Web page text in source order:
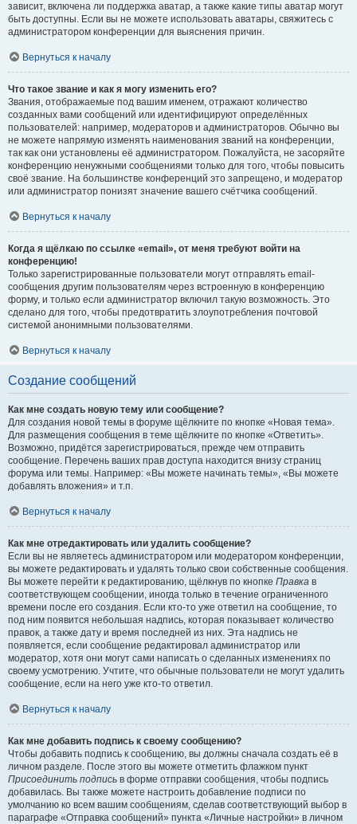
зависит, включена ли поддержка аватар, а также какие типы аватар могут
быть доступны. Если вы не можете использовать аватары, свяжитесь с
администратором конференции для выяснения причин.
Вернуться к началу
Что такое звание и как я могу изменить его?
Звания, отображаемые под вашим именем, отражают количество
созданных вами сообщений или идентифицируют определённых
пользователей: например, модераторов и администраторов. Обычно вы
не можете напрямую изменять наименования званий на конференции,
так как они установлены её администратором. Пожалуйста, не засоряйте
конференцию ненужными сообщениями только для того, чтобы повысить
своё звание. На большинстве конференций это запрещено, и модератор
или администратор понизят значение вашего счётчика сообщений.
Вернуться к началу
Когда я щёлкаю по ссылке «email», от меня требуют войти на
конференцию!
Только зарегистрированные пользователи могут отправлять email-
сообщения другим пользователям через встроенную в конференцию
форму, и только если администратор включил такую возможность. Это
сделано для того, чтобы предотвратить злоупотребления почтовой
системой анонимными пользователями.
Вернуться к началу
Создание сообщений
Как мне создать новую тему или сообщение?
Для создания новой темы в форуме щёлкните по кнопке «Новая тема».
Для размещения сообщения в теме щёлкните по кнопке «Ответить».
Возможно, придётся зарегистрироваться, прежде чем отправить
сообщение. Перечень ваших прав доступа находится внизу страниц
форума или темы. Например: «Вы можете начинать темы», «Вы можете
добавлять вложения» и т.п.
Вернуться к началу
Как мне отредактировать или удалить сообщение?
Если вы не являетесь администратором или модератором конференции,
вы можете редактировать и удалять только свои собственные сообщения.
Вы можете перейти к редактированию, щёлкнув по кнопке Правка в
соответствующем сообщении, иногда только в течение ограниченного
времени после его создания. Если кто-то уже ответил на сообщение, то
под ним появится небольшая надпись, которая показывает количество
правок, а также дату и время последней из них. Эта надпись не
появляется, если сообщение редактировал администратор или
модератор, хотя они могут сами написать о сделанных изменениях по
своему усмотрению. Учтите, что обычные пользователи не могут удалить
сообщение, если на него уже кто-то ответил.
Вернуться к началу
Как мне добавить подпись к своему сообщению?
Чтобы добавить подпись к сообщению, вы должны сначала создать её в
личном разделе. После этого вы можете отметить флажком пункт
Присоединить подпись в форме отправки сообщения, чтобы подпись
добавилась. Вы также можете настроить добавление подписи по
умолчанию ко всем вашим сообщениям, сделав соответствующий выбор в
параграфе «Отправка сообщений» пункта «Личные настройки» в личном